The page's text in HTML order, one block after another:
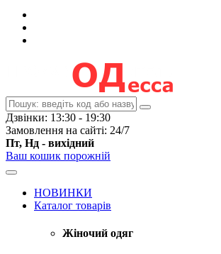
Дзвінки: 13:30 - 19:30
Замовлення на сайті: 24/7
Пт, Нд - вихідний
Ваш кошик порожній
НОВИНКИ
Каталог товарів
Жіночий одяг